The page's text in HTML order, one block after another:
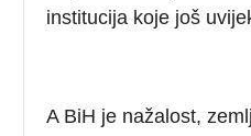
institucija koje još
A BiH je nažalost,